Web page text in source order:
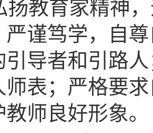
扬教育家精神
严谨笃学，自
引导者和引路
师表；严格要
师良好形象。